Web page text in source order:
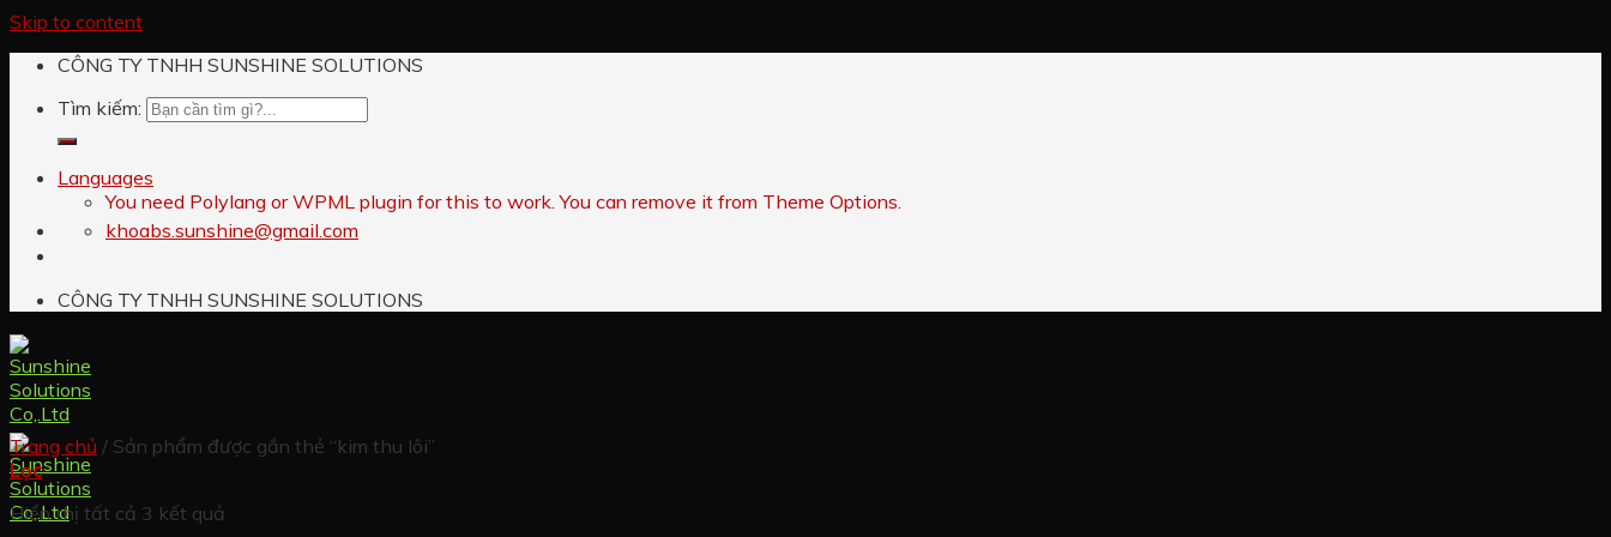
Skip to content
CÔNG TY TNHH SUNSHINE SOLUTIONS
Tìm kiếm:
Languages
You need Polylang or WPML plugin for this to work. You can remove it from Theme Options.
khoabs.sunshine@gmail.com
CÔNG TY TNHH SUNSHINE SOLUTIONS
Trang chủ / Sản phẩm được gắn thẻ “kim thu lôi”
Lọc
Hiển thị tất cả 3 kết quả